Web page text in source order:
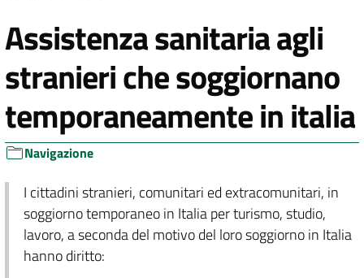
Assistenza sanitaria agli
stranieri che soggiornano
temporaneamente in italia
Navigazione
I cittadini stranieri, comunitari ed extracomunitari, in
soggiorno temporaneo in Italia per turismo, studio,
lavoro, a seconda del motivo del loro soggiorno in Italia
hanno diritto: